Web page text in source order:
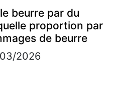
beurre par du
proportion par
de beurre
2026